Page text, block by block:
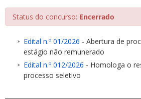
Status do concurso: Encerrado
Edital n.º 01/2026 - Abertura de
estágio não remunerado
Edital n.º 012/2026 - Homologa o
processo seletivo